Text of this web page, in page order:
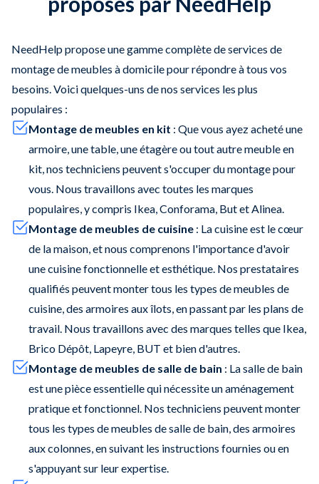
NeedHelp propose une gamme complète de services de
montage de meubles à domicile pour répondre à tous vos
besoins. Voici quelques-uns de nos services les plus
populaires :
Montage de meubles en kit : Que vous ayez acheté une
armoire, une table, une étagère ou tout autre meuble en
kit, nos techniciens peuvent s'occuper du montage pour
vous. Nous travaillons avec toutes les marques
populaires, y compris Ikea, Conforama, But et Alinea.
Montage de meubles de cuisine : La cuisine est le cœur
de la maison, et nous comprenons l'importance d'avoir
une cuisine fonctionnelle et esthétique. Nos prestataires
qualifiés peuvent monter tous les types de meubles de
cuisine, des armoires aux îlots, en passant par les plans de
travail. Nous travaillons avec des marques telles que Ikea,
Brico Dépôt, Lapeyre, BUT et bien d'autres.
Montage de meubles de salle de bain : La salle de bain
est une pièce essentielle qui nécessite un aménagement
pratique et fonctionnel. Nos techniciens peuvent monter
tous les types de meubles de salle de bain, des armoires
aux colonnes, en suivant les instructions fournies ou en
s'appuyant sur leur expertise.